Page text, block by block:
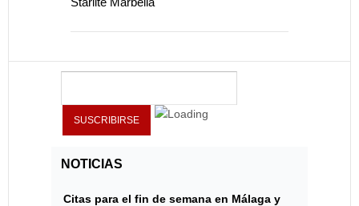
NOTICIAS
Citas para el fin de semana en Málaga y